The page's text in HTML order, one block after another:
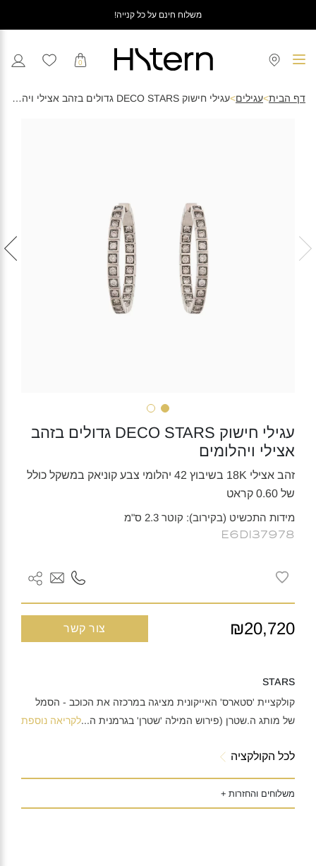
משלוח חינם על כל קנייה!
0
דף הבית>עגילים> עגילי חישוק DECO STARS גדולים בזהב אצילי ויהלומים
עגילי חישוק DECO STARS גדולים בזהב
אצילי ויהלומים
זהב אצילי 18K בשיבוץ 42 יהלומי צבע קוניאק במשקל כולל
של 0.60 קראט
מידות התכשיט (בקירוב): קוטר 2.3 ס"מ
E6DI37978
₪20,720 צור קשר
STARS
קולקציית 'סטארס' האייקונית מציגה במרכזה את הכוכב - הסמל
של מותג ה.שטרן (פירוש המילה 'שטרן' בגרמנית ה...לקריאה נוספת
לכל הקולקציה
משלוחים והחזרות +